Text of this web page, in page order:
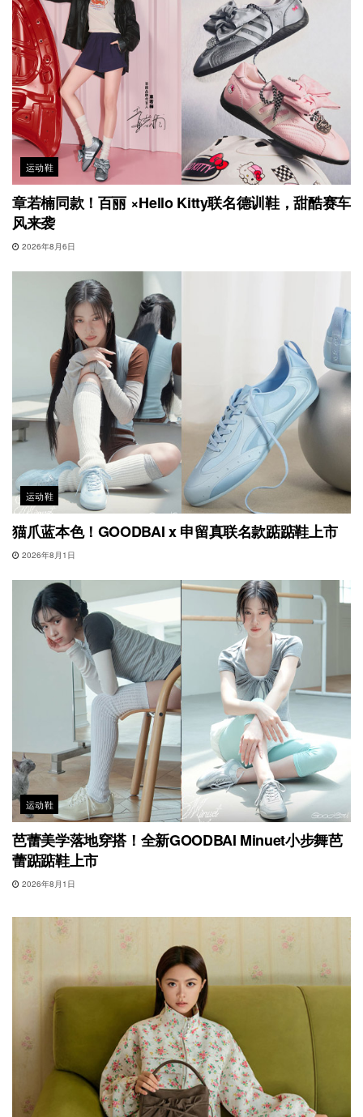
运动鞋
章若楠同款！百丽 ×Hello Kitty联名德训鞋，甜酷赛车
风来袭
2026年8月6日
运动鞋
猫爪蓝本色！GOODBAI x 申留真联名款踮踮鞋上市
2026年8月1日
运动鞋
芭蕾美学落地穿搭！全新GOODBAI Minuet小步舞芭
蕾踮踮鞋上市
2026年8月1日